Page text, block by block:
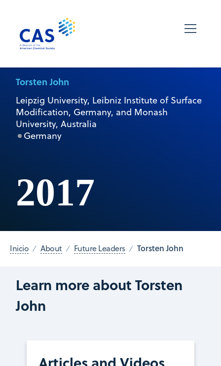
Torsten John
Leipzig University, Leibniz Institute of Surface
Modification, Germany, and Monash
University, Australia
Germany
2017
Inicio About Future Leaders Torsten John
Learn more about Torsten
John